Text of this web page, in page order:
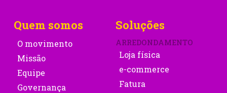
Quem somos
O movimento
Missão
Equipe
Governança
Soluções
ARREDONDAMENTO
Loja física
e-commerce
Fatura